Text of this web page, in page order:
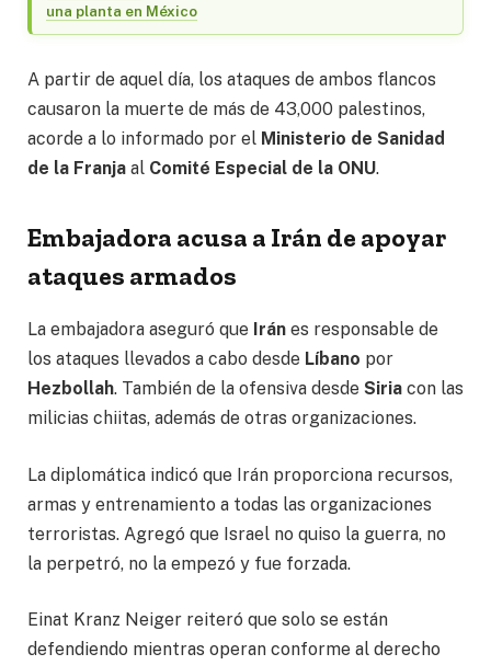
una planta en México
A partir de aquel día, los ataques de ambos flancos
causaron la muerte de más de 43,000 palestinos,
acorde a lo informado por el Ministerio de Sanidad
de la Franja al Comité Especial de la ONU.
Embajadora acusa a Irán de apoyar
ataques armados
La embajadora aseguró que Irán es responsable de
los ataques llevados a cabo desde Líbano por
Hezbollah. También de la ofensiva desde Siria con las
milicias chiitas, además de otras organizaciones.
La diplomática indicó que Irán proporciona recursos,
armas y entrenamiento a todas las organizaciones
terroristas. Agregó que Israel no quiso la guerra, no
la perpetró, no la empezó y fue forzada.
Einat Kranz Neiger reiteró que solo se están
defendiendo mientras operan conforme al derecho